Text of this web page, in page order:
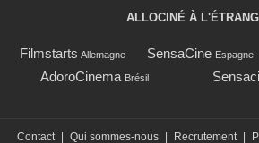
ALLOCINÉ À
Filmstarts Allemagne SensaCine Espagne
AdoroCinema Brésil
Contact Qui sommes-nous Recrutement